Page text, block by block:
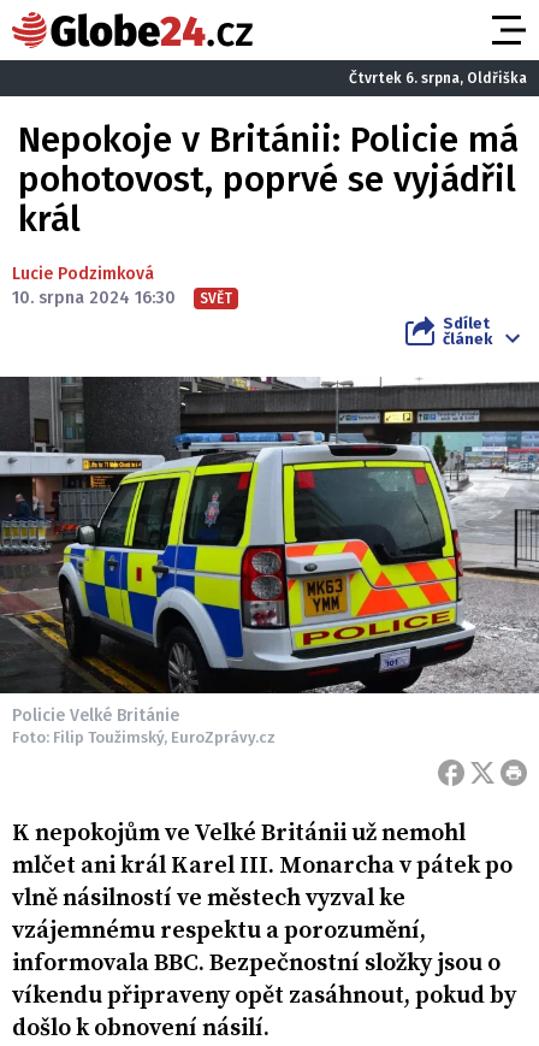
Čtvrtek 6. srpna, Oldřiška
Nepokoje v Británii: Policie má
pohotovost, poprvé se vyjádřil
král
Lucie Podzimková
10. srpna 2024 16:30
SVĚT
Sdílet
článek
Policie Velké Británie
Foto: Filip Toužimský, EuroZprávy.cz
K nepokojům ve Velké Británii už nemohl
mlčet ani král Karel III. Monarcha v pátek po
vlně násilností ve městech vyzval ke
vzájemnému respektu a porozumění,
informovala BBC. Bezpečnostní složky jsou o
víkendu připraveny opět zasáhnout, pokud by
došlo k obnovení násilí.